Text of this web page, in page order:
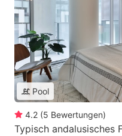
Pool
4.2 (5 Bewertungen)
Typisch andalusisches